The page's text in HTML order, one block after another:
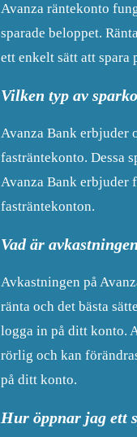
Avanza räntekonto
sparade beloppet.
ett enkelt sätt att spara
Vilken typ av
Avanza Bank erbjuder
fasträntekonto. Dessa
Avanza Bank erbjuder
fasträntekonton.
Vad är
Avkastningen på
ränta och det bästa
logga in på ditt konto.
rörlig och kan
på ditt konto.
Hur öppnar jag ett